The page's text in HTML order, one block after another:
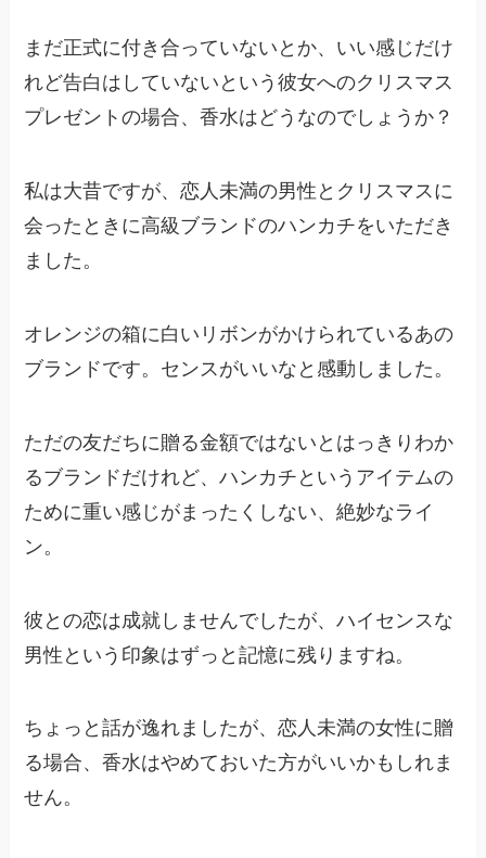
まだ正式に付き合っていないとか、いい感じだけ
れど告白はしていないという彼女へのクリスマス
プレゼントの場合、香水はどうなのでしょうか？
私は大昔ですが、恋人未満の男性とクリスマスに
会ったときに高級ブランドのハンカチをいただき
ました。
オレンジの箱に白いリボンがかけられているあの
ブランドです。センスがいいなと感動しました。
ただの友だちに贈る金額ではないとはっきりわか
るブランドだけれど、ハンカチというアイテムの
ために重い感じがまったくしない、絶妙なライ
ン。
彼との恋は成就しませんでしたが、ハイセンスな
男性という印象はずっと記憶に残りますね。
ちょっと話が逸れましたが、恋人未満の女性に贈
る場合、香水はやめておいた方がいいかもしれま
せん。